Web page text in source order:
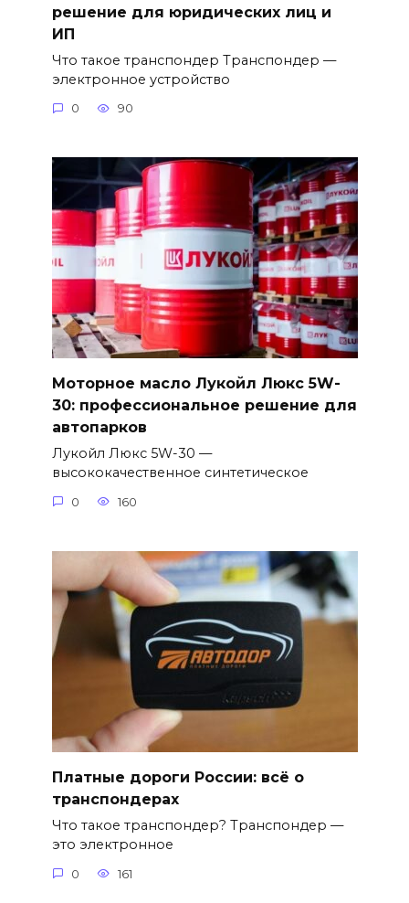
решение для юридических лиц и
ИП
Что такое транспондер Транспондер —
электронное устройство
0 90
Моторное масло Лукойл Люкс 5W-
30: профессиональное решение для
автопарков
Лукойл Люкс 5W-30 —
высококачественное синтетическое
0 160
Платные дороги России: всё о
транспондерах
Что такое транспондер? Транспондер —
это электронное
0 161